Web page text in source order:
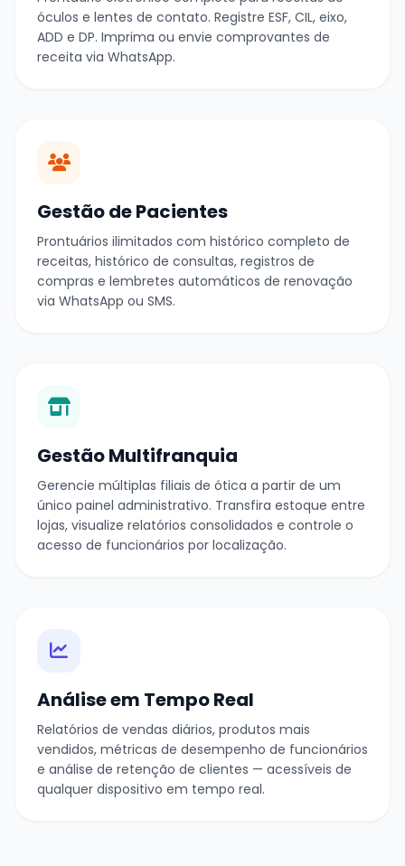
óculos e lentes de contato. Registre ESF, CIL, eixo,
ADD e DP. Imprima ou envie comprovantes de
receita via WhatsApp.
Gestão de Pacientes
Prontuários ilimitados com histórico completo de
receitas, histórico de consultas, registros de
compras e lembretes automáticos de renovação
via WhatsApp ou SMS.
Gestão Multifranquia
Gerencie múltiplas filiais de ótica a partir de um
único painel administrativo. Transfira estoque entre
lojas, visualize relatórios consolidados e controle o
acesso de funcionários por localização.
Análise em Tempo Real
Relatórios de vendas diários, produtos mais
vendidos, métricas de desempenho de funcionários
e análise de retenção de clientes — acessíveis de
qualquer dispositivo em tempo real.